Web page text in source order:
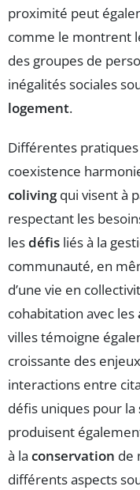
proximité peut
comme le montrent
des groupes de
inégalités sociales
logement.
Différentes
coexistence
colivingqui visent à
respectant les
lesdéfis liés à la
communauté, en
d’une vie en
cohabitation avec les
villes témoigne
croissante des
interactions entre
défis uniques pour la
produisent
à la conservation de
différents aspects